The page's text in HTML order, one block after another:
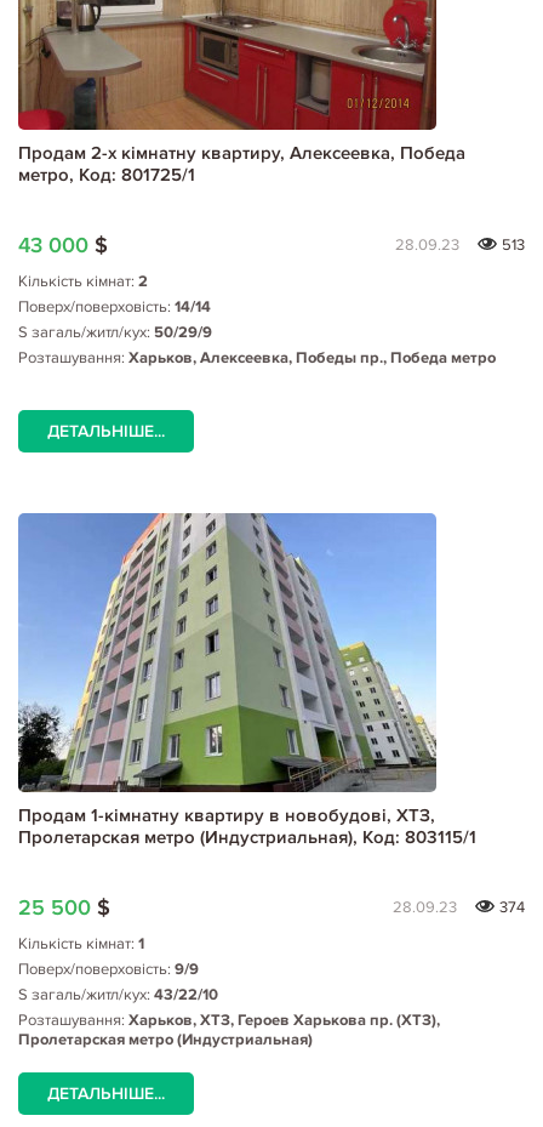
Продам 2-х кімнатну квартиру, Алексеевка, Победа
метро, Код: 801725/1
43 000 $ 28.09.23
513
Кількість кімнат: 2
Поверх/поверховість: 14/14
S загаль/житл/кух: 50/29/9
Розташування: Харьков, Алексеевка, Победы пр., Победа метро
ДЕТАЛЬНІШЕ...
Продам 1-кімнатну квартиру в новобудові, ХТЗ,
Пролетарская метро (Индустриальная), Код: 803115/1
25 500 $ 28.09.23
374
Кількість кімнат: 1
Поверх/поверховість: 9/9
S загаль/житл/кух: 43/22/10
Розташування: Харьков, ХТЗ, Героев Харькова пр. (ХТЗ),
Пролетарская метро (Индустриальная)
ДЕТАЛЬНІШЕ...